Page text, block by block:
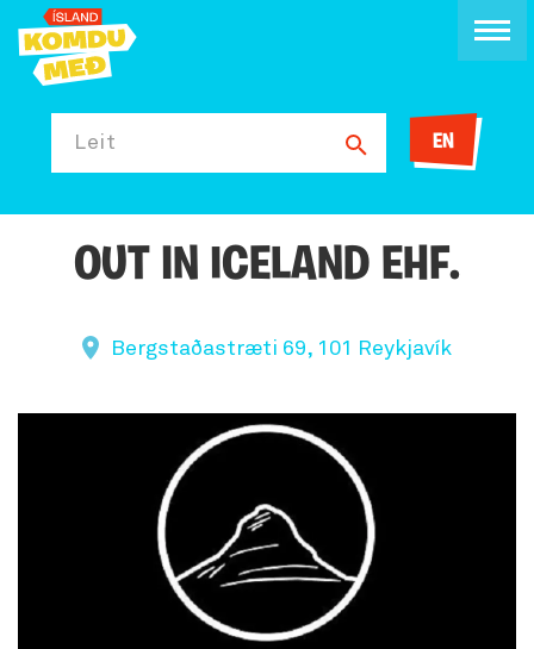
Leit EN
OUT IN ICELAND EHF.
Bergstaðastræti 69, 101 Reykjavík